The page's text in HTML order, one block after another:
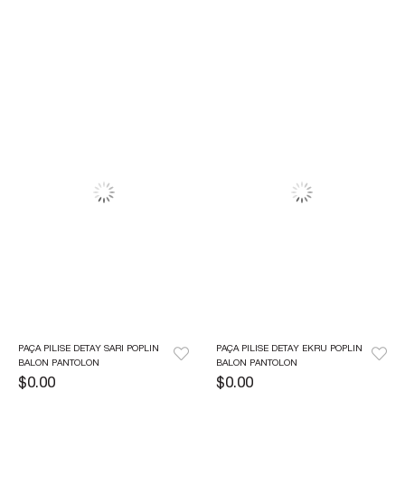
PAÇA PILISE DETAY SARI POPLIN
BALON PANTOLON
$0.00
PAÇA PILISE DETAY EKRU POPLIN
BALON PANTOLON
$0.00